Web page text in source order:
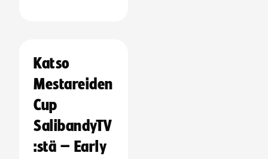
Katso
Mestareiden
Cup
SalibandyTV
:stä – Early